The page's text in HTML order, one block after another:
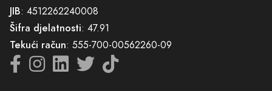
parfema i pronađete svoj savršeni miris koji će vas pratiti na svakom
koraku. Ne propustite priliku da dodate dašak luksuza i sofisticiranosti
svakodnevnici, uz parfeme koje smo pažljivo odabrali za vas.
Dobrodošli u svijet koji slavi ljepotu kroz jedinstvene i očaravajuće
arome. Vaša nova avantura mirisa počinje ovdje, sa nama.
JIB: 4512262240008
Šifra djelatnosti: 47.91
Tekući račun: 555-700-00562260-09